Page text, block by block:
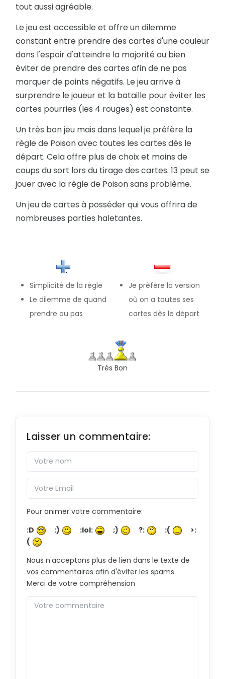
Z
G
K
S
W
#
D
H
tout aussi agréable.
Le jeu est accessible et offre un dilemme
constant entre prendre des cartes d'une couleur
dans l'espoir d'atteindre la majorité ou bien
éviter de prendre des cartes afin de ne pas
marquer de points négatifs. Le jeu arrive à
surprendre le joueur et la bataille pour éviter les
cartes pourries (les 4 rouges) est constante.
Un très bon jeu mais dans lequel je préfère la
règle de Poison avec toutes les cartes dès le
départ. Cela offre plus de choix et moins de
coups du sort lors du tirage des cartes. 13 peut se
jouer avec la règle de Poison sans problème.
Un jeu de cartes à posséder qui vous offrira de
nombreuses parties haletantes.
Simplicité de la règle
Le dilemme de quand
prendre ou pas
Je prèfère la version
où on a toutes ses
cartes dès le départ
Très Bon
Laisser un commentaire:
Pour animer votre commentaire:
:D
:) :lol: ;) ?: :(
>:
(
Nous n'acceptons plus de lien dans le texte de
vos commentaires afin d'éviter les spams.
Merci de votre compréhension